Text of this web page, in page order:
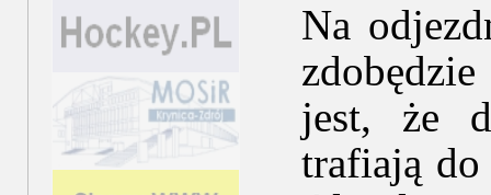
Na
jest, że
trafiają do